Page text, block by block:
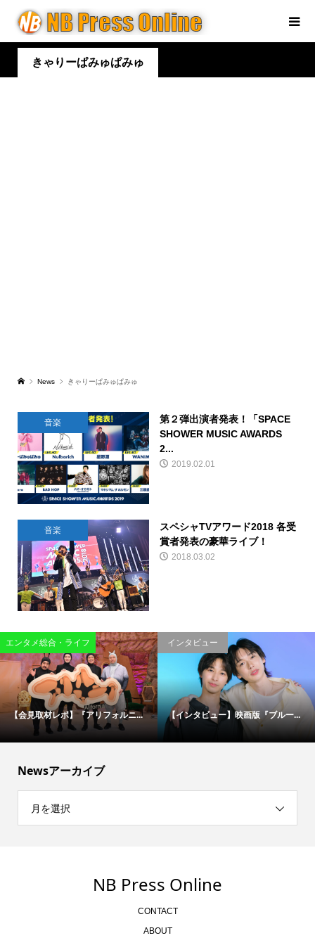
きゃりーぱみゅぱみゅ
News きゃりーぱみゅぱみゅ
音楽
第２弾出演者発表！「SPACE
SHOWER MUSIC AWARDS
2...
2019.02.01
音楽
スペシャTVアワード2018 各受
賞者発表の豪華ライブ！
2018.03.02
エンタメ総合・ライフ
【会見取材レポ】『アリフォルニ...
インタビュー
【インタビュー】映画版『ブルー...
Newsアーカイブ
月を選択
NB Press Online
CONTACT
ABOUT